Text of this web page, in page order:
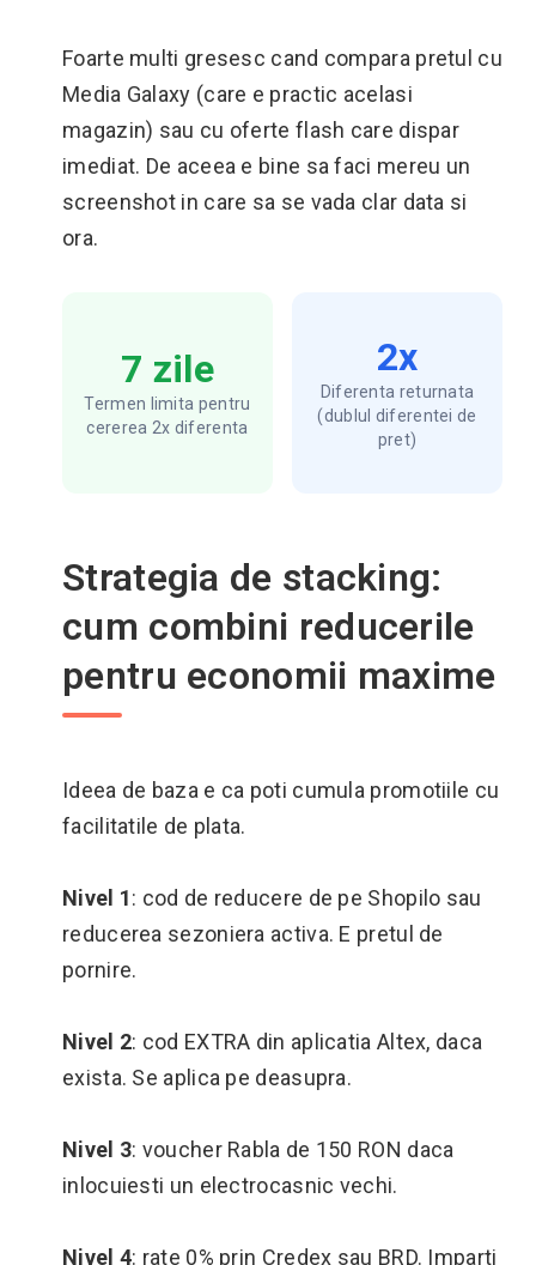
Foarte multi gresesc cand compara pretul cu
Media Galaxy (care e practic acelasi
magazin) sau cu oferte flash care dispar
imediat. De aceea e bine sa faci mereu un
screenshot in care sa se vada clar data si
ora.
7 zile
Termen limita pentru
cererea 2x diferenta
2x
Diferenta returnata
(dublul diferentei de
pret)
Strategia de stacking:
cum combini reducerile
pentru economii maxime
Ideea de baza e ca poti cumula promotiile cu
facilitatile de plata.
Nivel 1: cod de reducere de pe Shopilo sau
reducerea sezoniera activa. E pretul de
pornire.
Nivel 2: cod EXTRA din aplicatia Altex, daca
exista. Se aplica pe deasupra.
Nivel 3: voucher Rabla de 150 RON daca
inlocuiesti un electrocasnic vechi.
Nivel 4: rate 0% prin Credex sau BRD. Imparti